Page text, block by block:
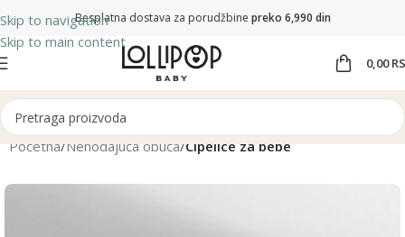
Skip to navigation
Skip to main content
Besplatna dostava za porudžbine preko 6,990 din
0,00
Početna Nehodajuća obuća Cipelice za bebe